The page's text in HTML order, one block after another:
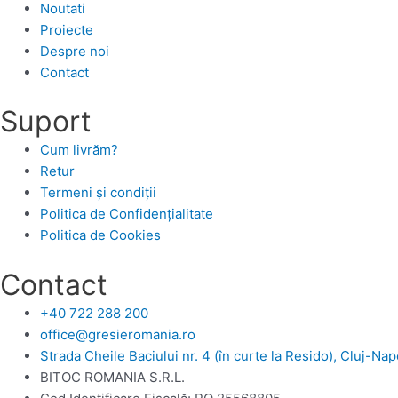
Noutati
Proiecte
Despre noi
Contact
Suport
Cum livrăm?
Retur
Termeni și condiții
Politica de Confidențialitate
Politica de Cookies
Contact
+40 722 288 200
office@gresieromania.ro
Strada Cheile Baciului nr. 4 (în curte la Resido), Cluj-
BITOC ROMANIA S.R.L.